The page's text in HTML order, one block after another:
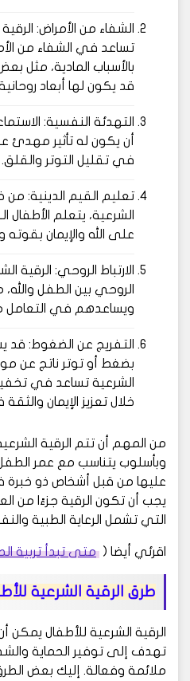
الشفاء من الأمراض:
تساعد في الشفاء من
بالأسباب المادية، مثل
قد يكون لها أبعاد
التهدئة النفسية:
أن يكون له تأثير مهدئ
في تقليل التوتر والقلق.
تعليم القيم الدينية: من
الشرعية، يتعلم الأطفال
على الله والإيمان
الارتباط الروحي: الرقية
الروحي بين الطفل
ويساعدهم في التعامل
التفريج عن الضغوط: قد
بضغط أو توتر ناتج عن
الشرعية تساعد في
خلال تعزيز الإيمان
من المهم أن تتم الرقية
وبأسلوب يتناسب مع عمر
عليها من قبل أشخاص ذو خبرة
يجب أن تكون الرقية جزءًا من
التي تشمل الرعاية الطبية
اقرئي أيضا ( متى تبدأ تربية
طرق الرقية الشرعية
الرقية الشرعية للأطفال
تهدف إلى توفير الحماية
ملائمة وفعالة. إليك بعض